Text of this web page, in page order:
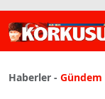
Haberler - Gündem